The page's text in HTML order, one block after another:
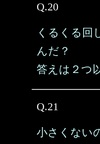
Q.20
くるくる回
んだ？
答えは２つ
Q.21
小さくない